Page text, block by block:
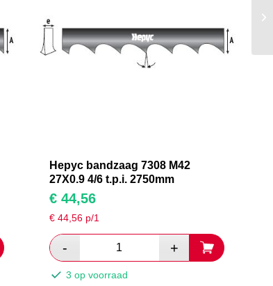
Hepyc bandzaag 7308 M42
27X0.9 4/6 t.p.i. 2750mm
€44,56
€ 44,56p/1
3 op voorraad